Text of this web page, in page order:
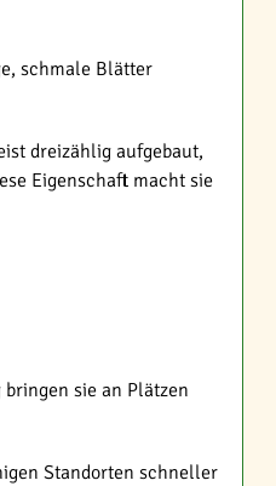
schmale Blätter
dreizählig aufgebaut,
Eigenschaft macht sie
sie an Plätzen
Standorten schneller